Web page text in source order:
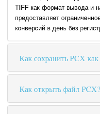
TIFF как формат вывода и
предоставляет
конверсий в день без
Как сохранить PCX
Как открыть файл PCX?